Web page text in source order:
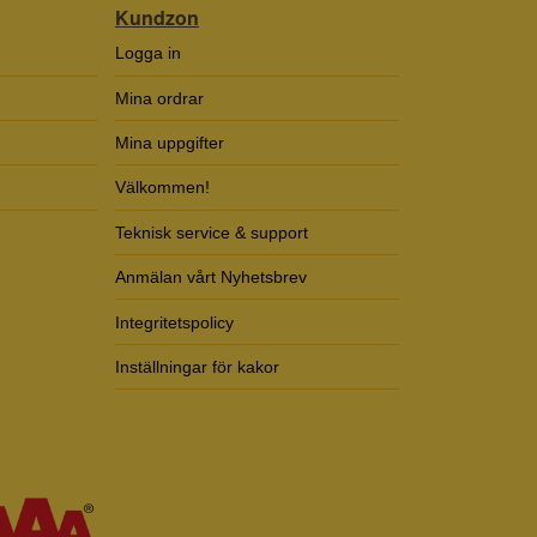
Kundzon
Logga in
Mina ordrar
Mina uppgifter
Välkommen!
Teknisk service & support
Anmälan vårt Nyhetsbrev
Integritetspolicy
Inställningar för kakor